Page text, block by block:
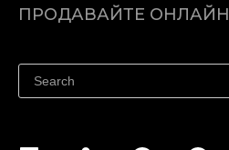
Помощен център
ПРОДАВАЙТЕ ОНЛАЙН
Продавайте във Facebook
Продавайте в Instagram